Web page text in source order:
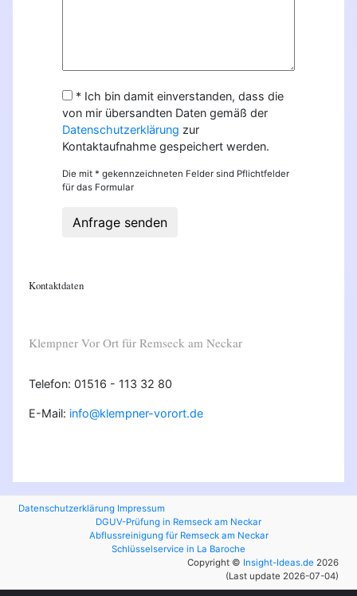
* Ich bin damit einverstanden, dass die
von mir übersandten Daten gemäß der
Datenschutzerklärung zur
Kontaktaufnahme gespeichert werden.
Die mit * gekennzeichneten Felder sind Pflichtfelder
für das Formular
Anfrage senden
Kontaktdaten
Klempner Vor Ort für Remseck am Neckar
Telefon: 01516 - 113 32 80
E-Mail: info@klempner-vorort.de
Datenschutzerklärung Impressum
DGUV-Prüfung in Remseck am Neckar
Abflussreinigung für Remseck am Neckar
Schlüsselservice in La Baroche
Copyright © Insight-Ideas.de 2026
(Last update 2026-07-04)